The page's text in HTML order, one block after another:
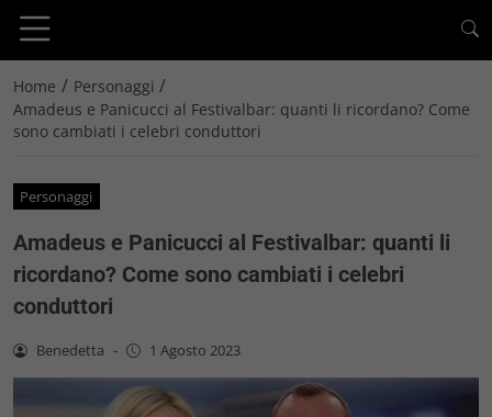
Home / Personaggi /
Amadeus e Panicucci al Festivalbar: quanti li ricordano? Come
sono cambiati i celebri conduttori
Personaggi
Amadeus e Panicucci al Festivalbar: quanti li
ricordano? Come sono cambiati i celebri
conduttori
Benedetta - 1 Agosto 2023